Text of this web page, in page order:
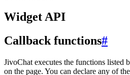
Widget API
Callback functions#
JivoChat executes the functions listed
on the page. You can declare any of